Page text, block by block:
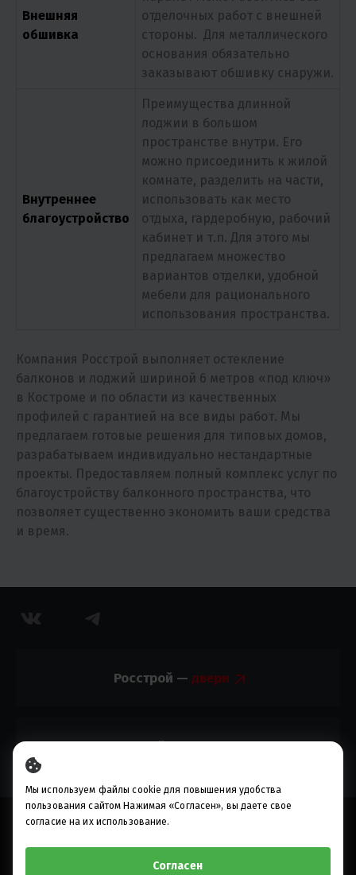
Внешняя
обшивка
отделочных работ с внешней
стороны. Для металлического
основания обязательно
заказывают обшивку снаружи.
Внутреннее
благоустройство
Преимущества длинной
лоджии в большом
пространстве внутри. Его
можно присоединить к жилой
комнате, разделить на части,
использовать как место
отдыха, гардеробную, рабочий
кабинет и т.п. Для этого мы
предлагаем множество
вариантов отделки, удобной
мебели для рационального
использования пространства.
Компания Росстрой выполняет остекление
балконов и лоджий шириной 6 метров «под ключ»
в Костроме и по области из качественных
профилей с гарантией на все виды работ. Мы
предлагаем готовые решения для типовых домов,
разрабатываем индивидуально нестандартные
проекты. Предоставляем полный комплекс услуг по
благоустройству балконного пространства, что
позволяет существенно экономить ваши средства
и время.
Росстрой —
Росстрой —
© 2010-2023, ИП Разуваев М.В.
являются публичной офертой
Мы используем файлы cookie для повышения удобства
пользования сайтом Нажимая «Согласен», вы даете свое
согласие на их использование.
Согласен